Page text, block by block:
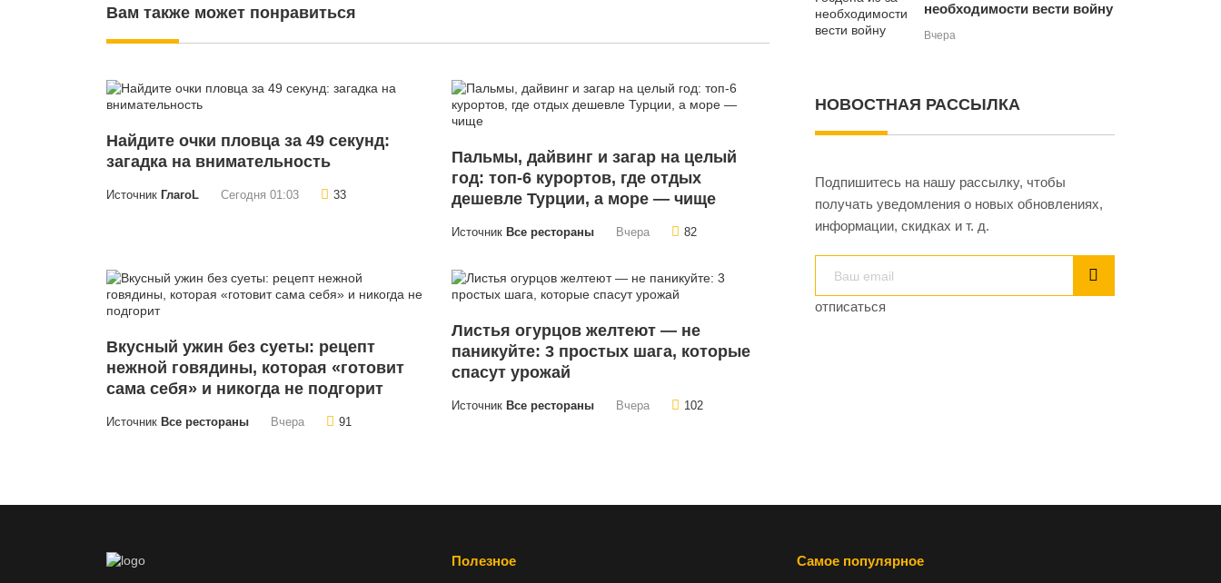
Вам также может понравиться
Найдите очки пловца за 49 секунд:
загадка на внимательность
Источник ГлагоL Сегодня 01:03 33
Пальмы, дайвинг и загар на целый
год: топ-6 курортов, где отдых
дешевле Турции, а море — чище
Источник Все рестораны Вчера 82
Вкусный ужин без суеты: рецепт
нежной говядины, которая «готовит
сама себя» и никогда не подгорит
Источник Все рестораны Вчера 91
Листья огурцов желтеют — не
паникуйте: 3 простых шага, которые
спасут урожай
Источник Все рестораны Вчера 102
необходимости вести войну
Вчера
НОВОСТНАЯ РАССЫЛКА
Подпишитесь на нашу рассылку, чтобы
получать уведомления о новых обновлениях,
информации, скидках и т. д.
отписаться
Полезное Самое популярное